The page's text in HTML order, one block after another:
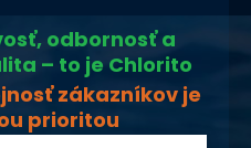
odbornosť a
– to je Chlorito
zákazníkov je
prioritou